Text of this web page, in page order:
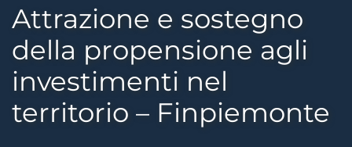
Attrazione e sostegno
della propensione agli
investimenti nel
territorio – Finpiemonte